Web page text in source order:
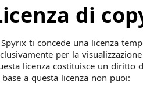
di
ti concede una licenza
per la
licenza costituisce un diritto
a questa licenza non puoi: